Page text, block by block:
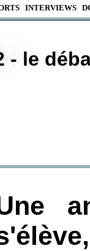
INTERVIEWS
- le